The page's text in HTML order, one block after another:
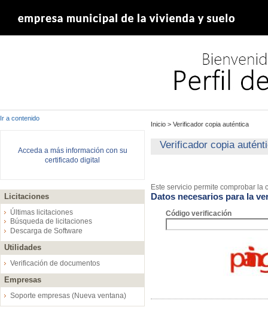
Ir a contenido
Acceda a más información con su
certificado digital
Licitaciones
Últimas licitaciones
Búsqueda de licitaciones
Descarga de Software
Utilidades
Verificación de documentos
Empresas
Soporte empresas (Nueva ventana)
Inicio > Verificador copia auténtica
Verificador copia
Este servicio permite comprobar
Datos necesarios para la
Código verificación